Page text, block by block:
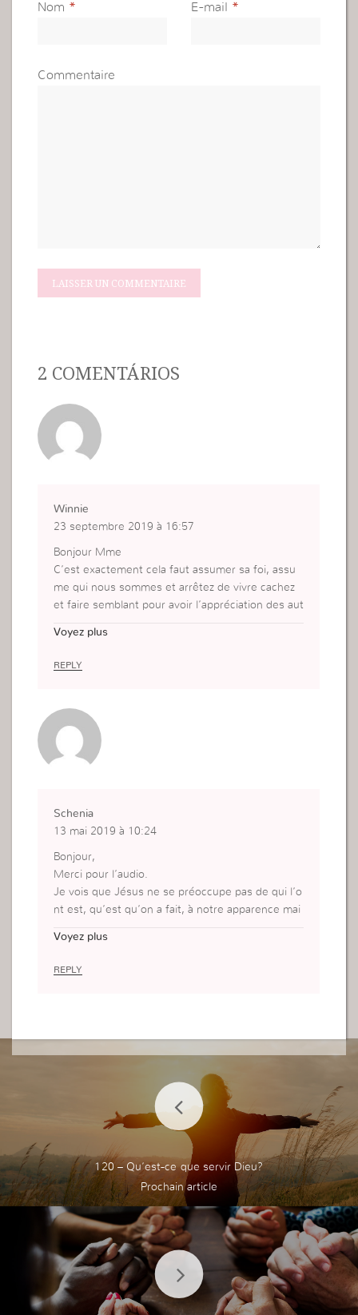
Nom * E-mail *
Commentaire
2 COMENTÁRIOS
Winnie
23 septembre 2019 à 16:57
Bonjour Mme
C’est exactement cela faut assumer sa foi, assu
me qui nous sommes et arrêtez de vivre cachez
et faire semblant pour avoir l’appréciation des aut
e à Dieu.
Voyez plus
REPLY
Schenia
13 mai 2019 à 10:24
Bonjour,
Merci pour l’audio.
Je vois que Jésus ne se préoccupe pas de qui l’o
nt est, qu’est qu’on a fait, à notre apparence mai
dans un corps d’homme (comme le mien) mais s
Voyez plus
REPLY
120 – Qu’est-ce que servir Dieu?